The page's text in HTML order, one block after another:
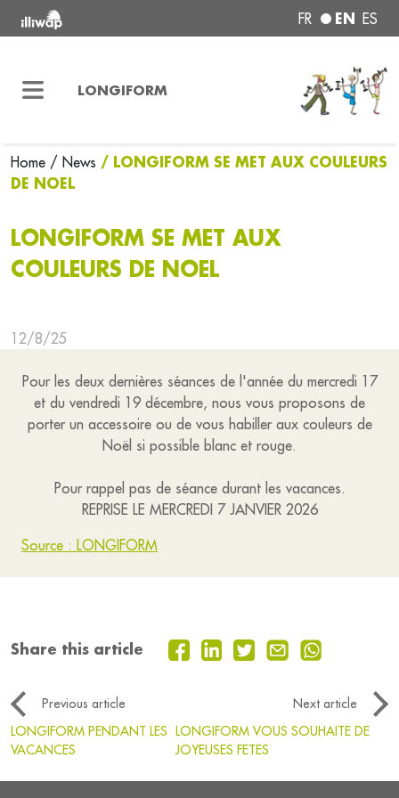
FR EN ES
LONGIFORM
Home / News / LONGIFORM SE MET AUX COULEURS
DE NOEL
LONGIFORM SE MET AUX
COULEURS DE NOEL
12/8/25
Pour les deux dernières séances de l'année du mercredi 17
et du vendredi 19 décembre, nous vous proposons de
porter un accessoire ou de vous habiller aux couleurs de
Noël si possible blanc et rouge.
Pour rappel pas de séance durant les vacances.
REPRISE LE MERCREDI 7 JANVIER 2026
Source : LONGIFORM
Share this article
Previous article
Next article
LONGIFORM PENDANT LES
VACANCES
LONGIFORM VOUS SOUHAITE DE
JOYEUSES FETES